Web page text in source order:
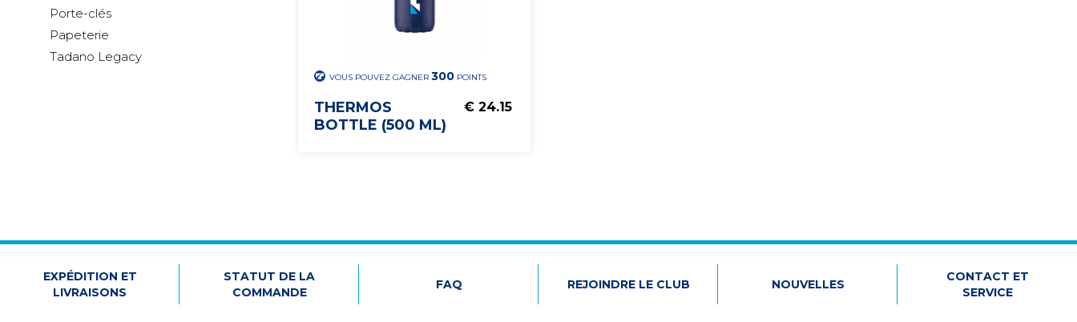
Porte-clés
Papeterie
Tadano Legacy
VOUS POUVEZ GAGNER 300 POINTS
THERMOS
BOTTLE (500 ML)
€ 24.15
EXPÉDITION ET
LIVRAISONS
STATUT DE LA
COMMANDE
FAQ REJOINDRE LE CLUB NOUVELLES
CONTACT ET
SERVICE